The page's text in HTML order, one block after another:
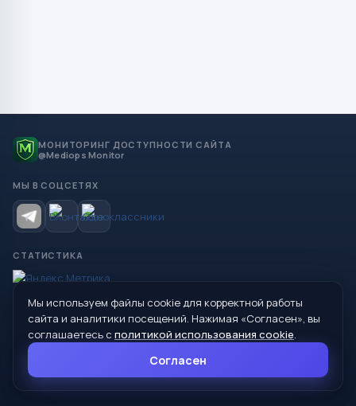
МОНИТОРИНГ ДОСТУПНОСТИ САЙТА
@Mediops Monitor
МЫ В СОЦСЕТЯХ
СТАТИСТИКА
© 2026 Управление образования Администрации МО
Сухой Лог
624800, Свердловская область, г. Сухой Лог, ул. Кирова, дом 7
8 (34373) 4-33-85
Мы используем файлы cookie для корректной работы
сайта и аналитики посещений. Нажимая «Согласен», вы
соглашаетесь с политикой использования cookie.
Согласен